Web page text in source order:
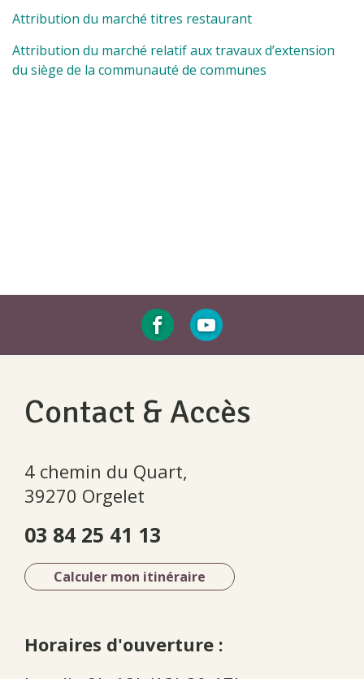
Attribution du marché titres restaurant
Attribution du marché relatif aux travaux d’extension
du siège de la communauté de communes
Contact & Accès
4 chemin du Quart,
39270 Orgelet
03 84 25 41 13
Calculer mon itinéraire
Horaires d'ouverture :